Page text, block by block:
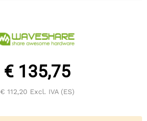
€ 135,75
€ 112,20 Excl. IVA (ES)